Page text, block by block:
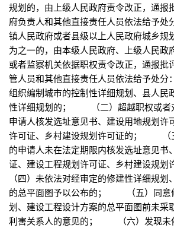
规划的，由上级人民政府责令改正，通报
府负责人和其他直接责任人员依法给
镇人民政府或者县级以上人民政府城乡规
为之一的，由本级人民政府、上级人民政
或者监察机关依据职权责令改正，通报批
管人员和其他直接责任人员依法给予
组织编制城市的控制性详细规划、县人民
性详细规划的； （二）超越职权或者
申请人核发选址意见书、建设用地规划许
许可证、乡村建设规划许可证的； （
的申请人未在法定期限内核发选址意见书
证、建设工程规划许可证、乡村建设规
（四）未依法对经审定的修建性详细规
的总平面图予以公布的； （五）同意
划、建设工程设计方案的总平面图前未采
利害关系人的意见的； （六）发现未